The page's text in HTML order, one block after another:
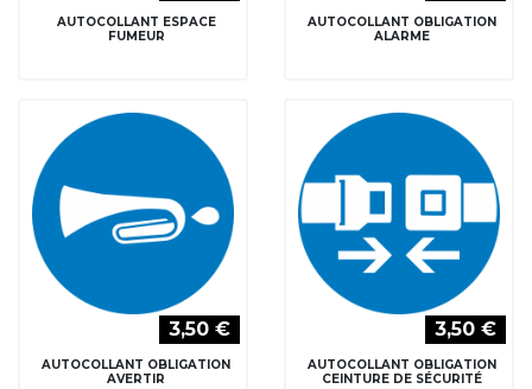
AUTOCOLLANT ESPACE
FUMEUR
AUTOCOLLANT OBLIGATION
ALARME
3,50 €
AUTOCOLLANT OBLIGATION
AVERTIR
3,50 €
AUTOCOLLANT OBLIGATION
CEINTURE DE SÉCURITÉ